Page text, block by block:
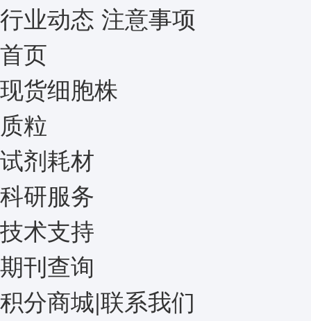
行业动态 注意事项
首页
现货细胞株
质粒
试剂耗材
科研服务
技术支持
期刊查询
积分商城|联系我们